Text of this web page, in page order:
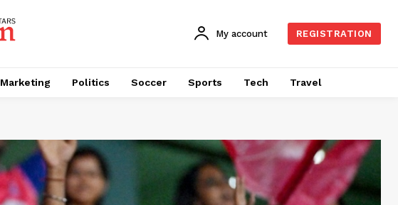
My account REGISTRATION
Marketing Politics Soccer Sports Tech Travel